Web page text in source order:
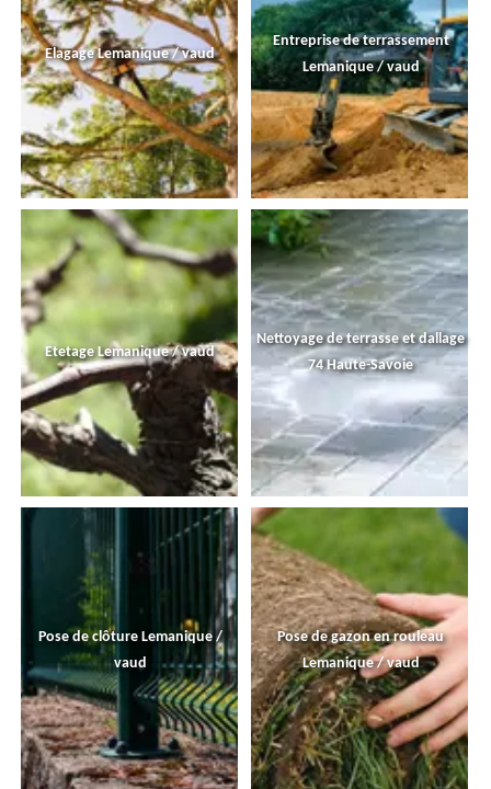
Elagage Lemanique / vaud
Entreprise de terrassement
Lemanique / vaud
Etetage Lemanique / vaud
Nettoyage de terrasse et dallage
74 Haute-Savoie
Pose de clôture Lemanique /
vaud
Pose de gazon en rouleau
Lemanique / vaud